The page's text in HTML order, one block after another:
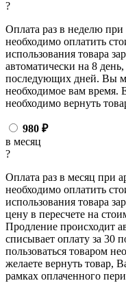
?
Оплата раз в неделю при
необходимо оплатить
использования товара
автоматически на 8
последующих дней. Вы
необходимое вам время.
необходимо вернуть
980 ₽
в месяц
?
Оплата раз в месяц при
необходимо оплатить
использования товара
цену в пересчете на
Продление происходит
списывает оплату за
пользоваться товаром
желаете вернуть товар,
рамках оплаченного